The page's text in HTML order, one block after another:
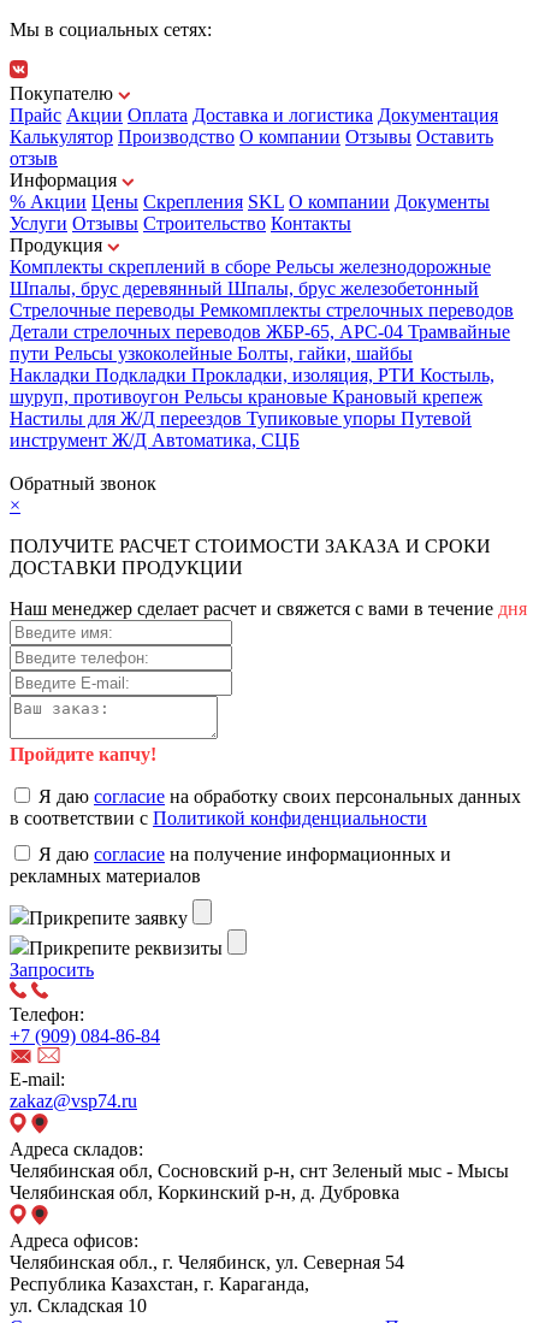
Мы в социальных сетях:
Покупателю
Прайс Акции Оплата Доставка и логистика Документация
Калькулятор Производство О компании Отзывы Оставить
отзыв
Информация
% Акции Цены Скрепления SKL О компании Документы
Услуги Отзывы Строительство Контакты
Продукция
Комплекты скреплений в сборе Рельсы железнодорожные
Шпалы, брус деревянный Шпалы, брус железобетонный
Стрелочные переводы Ремкомплекты стрелочных переводов
Детали стрелочных переводов ЖБР-65, АРС-04 Трамвайные
пути Рельсы узкоколейные Болты, гайки, шайбы
Накладки Подкладки Прокладки, изоляция, РТИ Костыль,
шуруп, противоугон Рельсы крановые Крановый крепеж
Настилы для Ж/Д переездов Тупиковые упоры Путевой
инструмент Ж/Д Автоматика, СЦБ
Обратный звонок
×
ПОЛУЧИТЕ РАСЧЕТ СТОИМОСТИ ЗАКАЗА И СРОКИ
ДОСТАВКИ ПРОДУКЦИИ
Наш менеджер сделает расчет и свяжется с вами в течение дня
Пройдите капчу!
Я даю согласие на обработку своих персональных данных
в соответствии с Политикой конфиденциальности
Я даю согласие на получение информационных и
рекламных материалов
Прикрепите заявку
Прикрепите реквизиты
Запросить
Телефон:
+7 (909) 084-86-84
E-mail:
zakaz@vsp74.ru
Адреса складов:
Челябинская обл, Сосновский р-н, снт Зеленый мыс - Мысы
Челябинская обл, Коркинский р-н, д. Дубровка
Адреса офисов:
Челябинская обл., г. Челябинск, ул. Северная 54
Республика Казахстан, г. Караганда,
ул. Складская 10